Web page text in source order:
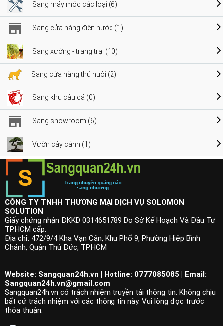
Sang máy móc các loại (6)
Sang cửa hàng điện nước (1)
Sang xưởng - trang trại (10)
Sang cửa hàng thú nuôi (2)
Sang khu câu cá (0)
Sang showroom (6)
Vườn cây cảnh (1)
CÔNG TY TNHH THƯƠNG MẠI DỊCH VỤ SOLOMON
SOLUTION
Giấy chứng nhận ĐKKD 0314651789 Do Sở Kế Hoạch Và Đầu Tư
TP.HCM cấp.
Địa chỉ: 472/9/4 Kha Vạn Cân, Khu Phố 9, Phường Hiệp Bình
Chánh, Quận Thủ Đức, TP.HCM
Website: Sangquan24h.vn | Hotline: 0777085085 | Email:
Sangquan24h.vn@gmail.com
Sangquan24h.vn có trách nhiệm truyền tải thông tin. Không chịu
bất cứ trách nhiệm với các thông tin này. Vui lòng đọc trước
thỏa thuận.